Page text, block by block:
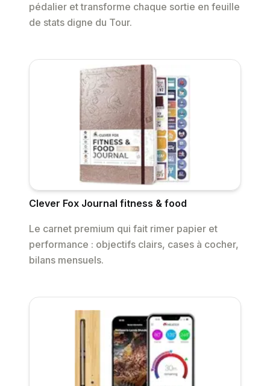
pédalier et transforme chaque sortie en feuille
de stats digne du Tour.
Clever Fox Journal fitness & food
Le carnet premium qui fait rimer papier et
performance : objectifs clairs, cases à cocher,
bilans mensuels.